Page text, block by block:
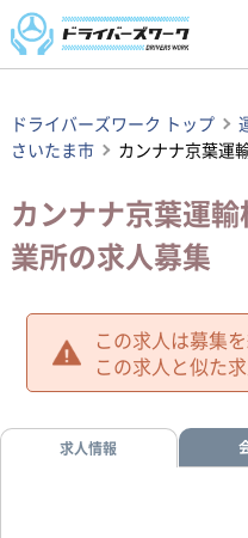
ドライバーズワーク トップ
さいたま市
カンナナ京葉運
カンナナ京葉運
業所の求人募集
この求人は募集
この求人と似た
求人情報